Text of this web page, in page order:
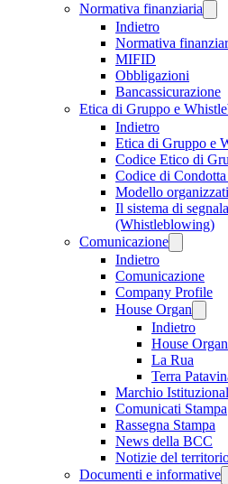
Normativa finanziaria
Indietro
Normativa
MIFID
Obbligazioni
Bancassicurazione
Etica di Gruppo e
Indietro
Etica di Gruppo e
Codice Etico di
Codice di
Modello
Il sistema di
(Whistleblowing)
Comunicazione
Indietro
Comunicazione
Company Profile
House Organ
Indietro
House Organ
La Rua
Terra
Marchio
Comunicati Stampa
Rassegna Stampa
News della BCC
Notizie del
Documenti e informative